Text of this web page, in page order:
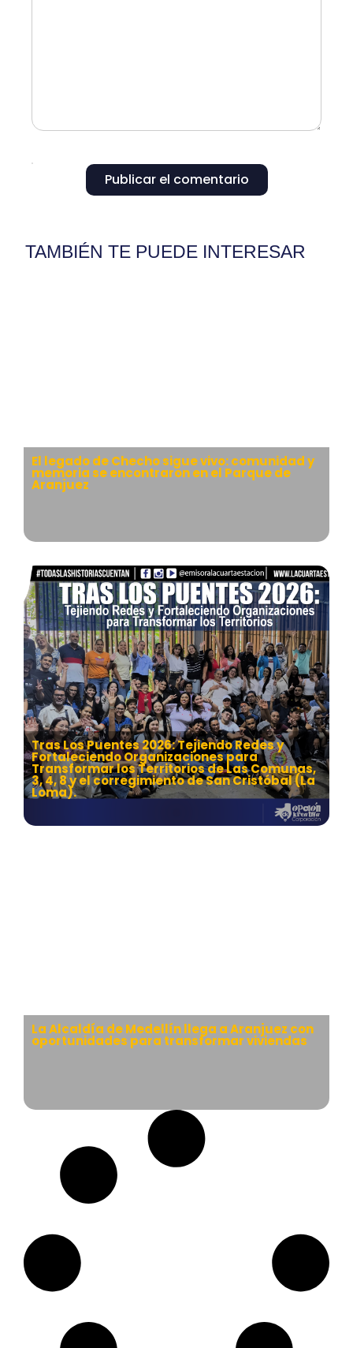
Publicar el comentario
TAMBIÉN TE PUEDE INTERESAR
El legado de Checho sigue vivo: comunidad y
memoria se encontraron en el Parque de
Aranjuez
Tras Los Puentes 2026: Tejiendo Redes y
Fortaleciendo Organizaciones para
Transformar los Territorios de Las Comunas,
3, 4, 8 y el corregimiento de San Cristóbal (La
Loma).
La Alcaldía de Medellín llega a Aranjuez con
oportunidades para transformar viviendas